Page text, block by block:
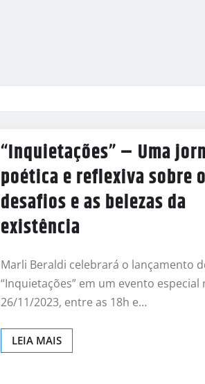
“Inquietações” – Uma
poética e reflexiva sobre
desafios e as belezas da
existência
Marli Beraldi celebrará o lançamento
“Inquietações” em um evento especial
26/11/2023, entre as 18h e…
LEIA MAIS